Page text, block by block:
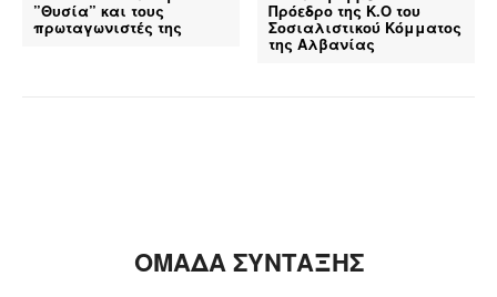
”Θυσία” και τους
πρωταγωνιστές της
Πρόεδρο της Κ.Ο του
Σοσιαλιστικού Κόμματος
της Αλβανίας
ΟΜΑΔΑ ΣΥΝΤΑΞΗΣ